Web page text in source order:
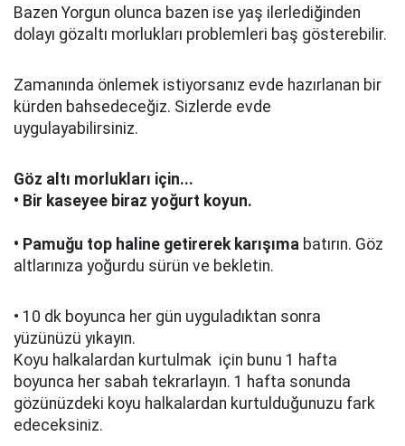
Bazen Yorgun olunca bazen ise yaş ilerlediğinden
dolayı gözaltı morlukları problemleri baş gösterebilir.
Zamanında önlemek istiyorsanız evde hazırlanan bir
kürden bahsedeceğiz. Sizlerde evde
uygulayabilirsiniz.
Göz altı morlukları için...
• Bir kaseyee biraz yoğurt koyun.
• Pamuğu top haline getirerek karışıma batırın. Göz
altlarınıza yoğurdu sürün ve bekletin.
• 10 dk boyunca her gün uyguladıktan sonra
yüzünüzü yıkayın.
Koyu halkalardan kurtulmak için bunu 1 hafta
boyunca her sabah tekrarlayın. 1 hafta sonunda
gözünüzdeki koyu halkalardan kurtulduğunuzu fark
edeceksiniz.